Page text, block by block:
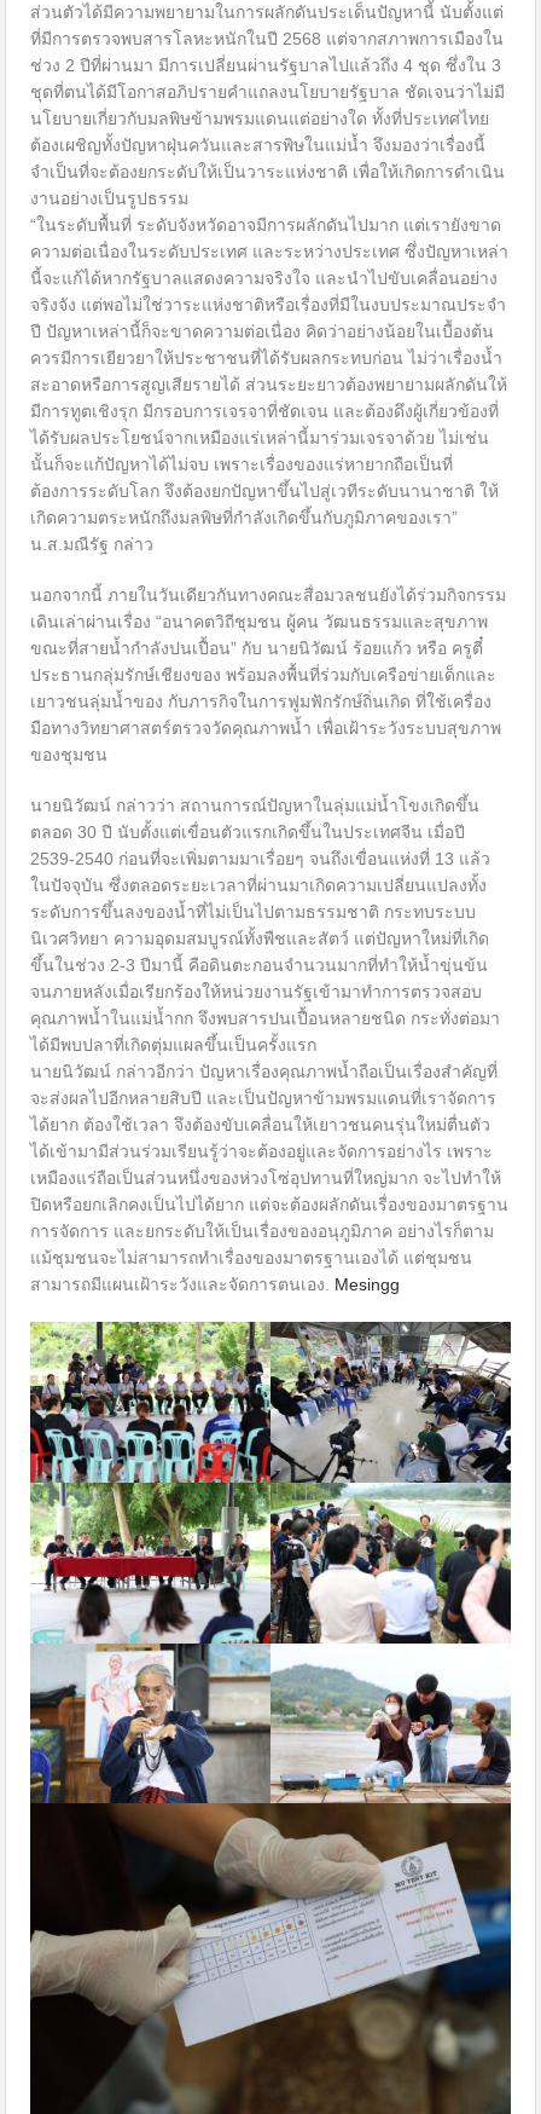
ส่วนตัวได้มีความพยายามในการผลักดันประเด็นปัญหานี้ นับตั้งแต่
ที่มีการตรวจพบสารโลหะหนักในปี 2568 แต่จากสภาพการเมืองใน
ช่วง 2 ปีที่ผ่านมา มีการเปลี่ยนผ่านรัฐบาลไปแล้วถึง 4 ชุด ซึ่งใน 3
ชุดที่ตนได้มีโอกาสอภิปรายคำแถลงนโยบายรัฐบาล ชัดเจนว่าไม่มี
นโยบายเกี่ยวกับมลพิษข้ามพรมแดนแต่อย่างใด ทั้งที่ประเทศไทย
ต้องเผชิญทั้งปัญหาฝุ่นควันและสารพิษในแม่น้ำ จึงมองว่าเรื่องนี้
จำเป็นที่จะต้องยกระดับให้เป็นวาระแห่งชาติ เพื่อให้เกิดการดำเนิน
งานอย่างเป็นรูปธรรม
“ในระดับพื้นที่ ระดับจังหวัดอาจมีการผลักดันไปมาก แต่เรายังขาด
ความต่อเนื่องในระดับประเทศ และระหว่างประเทศ ซึ่งปัญหาเหล่า
นี้จะแก้ได้หากรัฐบาลแสดงความจริงใจ และนำไปขับเคลื่อนอย่าง
จริงจัง แต่พอไม่ใช่วาระแห่งชาติหรือเรื่องที่มีในงบประมาณประจำ
ปี ปัญหาเหล่านี้ก็จะขาดความต่อเนื่อง คิดว่าอย่างน้อยในเบื้องต้น
ควรมีการเยียวยาให้ประชาชนที่ได้รับผลกระทบก่อน ไม่ว่าเรื่องน้ำ
สะอาดหรือการสูญเสียรายได้ ส่วนระยะยาวต้องพยายามผลักดันให้
มีการทูตเชิงรุก มีกรอบการเจรจาที่ชัดเจน และต้องดึงผู้เกี่ยวข้องที่
ได้รับผลประโยชน์จากเหมืองแร่เหล่านี้มาร่วมเจรจาด้วย ไม่เช่น
นั้นก็จะแก้ปัญหาได้ไม่จบ เพราะเรื่องของแร่หายากถือเป็นที่
ต้องการระดับโลก จึงต้องยกปัญหาขึ้นไปสู่เวทีระดับนานาชาติ ให้
เกิดความตระหนักถึงมลพิษที่กำลังเกิดขึ้นกับภูมิภาคของเรา”
น.ส.มณีรัฐ กล่าว
นอกจากนี้ ภายในวันเดียวกันทางคณะสื่อมวลชนยังได้ร่วมกิจกรรม
เดินเล่าผ่านเรื่อง “อนาคตวิถีชุมชน ผู้คน วัฒนธรรมและสุขภาพ
ขณะที่สายน้ำกำลังปนเปื้อน” กับ นายนิวัฒน์ ร้อยแก้ว หรือ ครูตี๋
ประธานกลุ่มรักษ์เชียงของ พร้อมลงพื้นที่ร่วมกับเครือข่ายเด็กและ
เยาวชนลุ่มน้ำของ กับภารกิจในการฟูมฟักรักษ์ถิ่นเกิด ที่ใช้เครื่อง
มือทางวิทยาศาสตร์ตรวจวัดคุณภาพน้ำ เพื่อเฝ้าระวังระบบสุขภาพ
ของชุมชน
นายนิวัฒน์ กล่าวว่า สถานการณ์ปัญหาในลุ่มแม่น้ำโขงเกิดขึ้น
ตลอด 30 ปี นับตั้งแต่เขื่อนตัวแรกเกิดขึ้นในประเทศจีน เมื่อปี
2539-2540 ก่อนที่จะเพิ่มตามมาเรื่อยๆ จนถึงเขื่อนแห่งที่ 13 แล้ว
ในปัจจุบัน ซึ่งตลอดระยะเวลาที่ผ่านมาเกิดความเปลี่ยนแปลงทั้ง
ระดับการขึ้นลงของน้ำที่ไม่เป็นไปตามธรรมชาติ กระทบระบบ
นิเวศวิทยา ความอุดมสมบูรณ์ทั้งพืชและสัตว์ แต่ปัญหาใหม่ที่เกิด
ขึ้นในช่วง 2-3 ปีมานี้ คือดินตะกอนจำนวนมากที่ทำให้น้ำขุ่นข้น
จนภายหลังเมื่อเรียกร้องให้หน่วยงานรัฐเข้ามาทำการตรวจสอบ
คุณภาพน้ำในแม่น้ำกก จึงพบสารปนเปื้อนหลายชนิด กระทั่งต่อมา
ได้มีพบปลาที่เกิดตุ่มแผลขึ้นเป็นครั้งแรก
นายนิวัฒน์ กล่าวอีกว่า ปัญหาเรื่องคุณภาพน้ำถือเป็นเรื่องสำคัญที่
จะส่งผลไปอีกหลายสิบปี และเป็นปัญหาข้ามพรมแดนที่เราจัดการ
ได้ยาก ต้องใช้เวลา จึงต้องขับเคลื่อนให้เยาวชนคนรุ่นใหม่ตื่นตัว
ได้เข้ามามีส่วนร่วมเรียนรู้ว่าจะต้องอยู่และจัดการอย่างไร เพราะ
เหมืองแร่ถือเป็นส่วนหนึ่งของห่วงโซ่อุปทานที่ใหญ่มาก จะไปทำให้
ปิดหรือยกเลิกคงเป็นไปได้ยาก แต่จะต้องผลักดันเรื่องของมาตรฐาน
การจัดการ และยกระดับให้เป็นเรื่องของอนุภูมิภาค อย่างไรก็ตาม
แม้ชุมชนจะไม่สามารถทำเรื่องของมาตรฐานเองได้ แต่ชุมชน
สามารถมีแผนเฝ้าระวังและจัดการตนเอง. Mesingg